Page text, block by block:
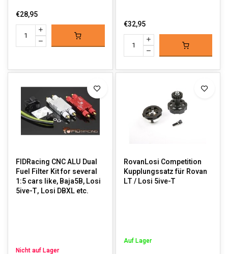
€28,95
€32,95
FIDRacing CNC ALU Dual
Fuel Filter Kit for several
1:5 cars like, Baja5B, Losi
5ive-T, Losi DBXL etc.
Nicht auf Lager
RovanLosi Competition
Kupplungssatz für Rovan
LT / Losi 5ive-T
Auf Lager